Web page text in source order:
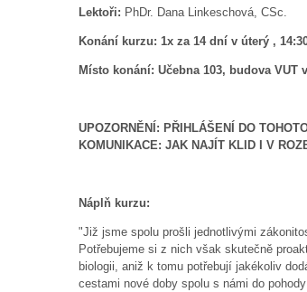
Lektoři: PhDr. Dana Linkeschová, CSc.
Konání kurzu: 1x za 14 dní v úterý ,
Místo konání: Učebna 103, budova VUT
UPOZORNĚNÍ: PŘIHLÁŠENÍ DO
KOMUNIKACE: JAK NAJÍT KLID I V
Náplň kurzu:
"Již jsme spolu prošli jednotlivými
Potřebujeme si z nich však skutečně
biologii, aniž k tomu potřebují jakékoliv
cestami nové doby spolu s námi do